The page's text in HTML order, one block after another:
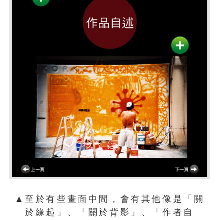
▲至於有些畫面中間，會有其他像是「關
於緣起」、「關於背影」、「作者自